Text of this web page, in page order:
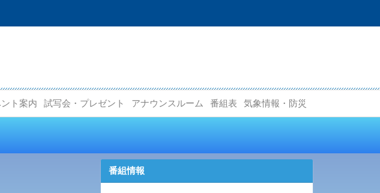
ト案内 試写会・プレゼント アナウンスルーム 番組表 気象情報・防災
番組情報